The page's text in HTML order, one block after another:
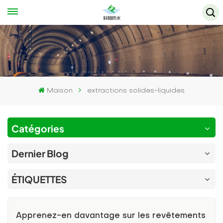
Maison extractions solides-liquides
Catégories
Dernier Blog
ÉTIQUETTES
Apprenez-en davantage sur les revêtements